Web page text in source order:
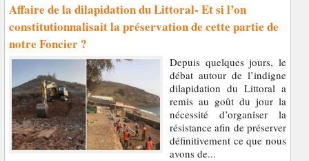
Affaire de la dilapidation du Littoral- Et si l’on
constitutionnalisait la préservation de cette partie de
notre Foncier ?
Depuis quelques jours, le
débat autour de l’indigne
dilapidation du Littoral a
remis au goût du jour la
nécessité d’organiser la
résistance afin de préserver
définitivement ce que nous
avons de...